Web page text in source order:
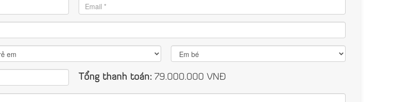
Tổng thanh toán: 79.000.000 VNĐ